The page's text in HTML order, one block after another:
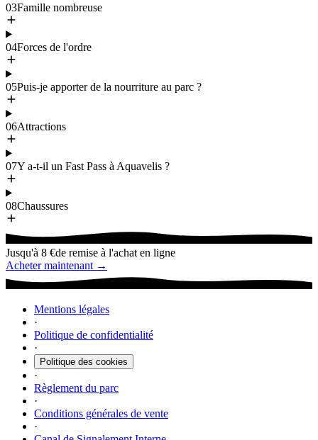
03Famille nombreuse
04Forces de l'ordre
05Puis-je apporter de la nourriture au parc ?
06Attractions
07Y a-t-il un Fast Pass à Aquavelis ?
08Chaussures
Jusqu'à 8 €de remise à l'achat en ligne
Acheter maintenant →
Mentions légales
·
Politique de confidentialité
·
Politique des cookies
·
Règlement du parc
·
Conditions générales de vente
·